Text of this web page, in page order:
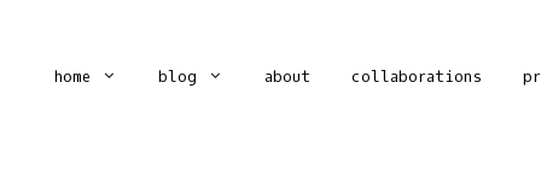
home blog about collaborations